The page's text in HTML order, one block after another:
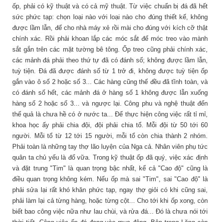
ốp, phải có kỹ thuật và có cả mỹ thuật. Từ việc chuẩn bị đá đã hết
sức phức tạp: chọn loại nào với loại nào cho đúng thiết kế, không
được lầm lẫn, để cho nhà máy xẻ rồi mài cho đúng với kích cỡ thật
chính xác. Rồi phải khoan lắp các móc sắt để móc treo vào mành
sắt gắn trên các mặt tường bê tông. Ốp treo cũng phải chính xác,
các mảnh đá phải theo thứ tự đã có đánh số; không được lầm lẫn,
tuỳ tiện. Đá đã được đánh số từ 1 trở đi, không được tuỳ tiện ốp
gắn vào ô số 2 hoặc số 3... Các hàng cũng thế đều đã tĩnh toàn, và
có đánh số hết, các mảnh đá ở hàng số 1 không được lẫn xuống
hàng số 2 hoặc số 3... và ngược lại. Công phu và nghệ thuật đến
thế quả là chưa hề có ở nước ta... Để thực hiện công việc rất tỉ mỉ,
khoa học ấy phải chia đội, đội phải chia tổ. Mỗi đội từ 50 tới 60
người. Mỗi tổ từ 12 tới 15 người, mỗi tổ còn chia thành 2 nhóm.
Phải toàn là những tay thợ lão luyện của Nga cả. Nhân viên phụ tức
quân ta chủ yếu là đổ vữa. Trong kỹ thuật ốp đã quý, việc xác định
và đặt trung "Tim" là quan trọng bậc nhất, kể cả "Cao độ" cũng là
điều quan trọng không kém. Nếu ốp mà sai "Tim", sai "Cao độ" là
phải sửa lại rất khó khăn phức tạp, ngay thợ giỏi có khi cũng sai,
phải làm lại cả từng hàng, hoặc từng cột... Cho tới khi ốp xong, còn
biết bao công việc nữa như lau chùi, và rửa đá... Đó là chưa nói tới